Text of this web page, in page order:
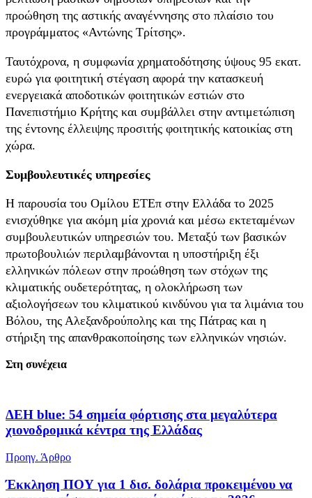
προώθηση της αστικής αναγέννησης στο πλαίσιο του
προγράμματος «Αντώνης Τρίτσης».
Ταυτόχρονα, η συμφωνία χρηματοδότησης ύψους 95 εκατ.
ευρώ για φοιτητική στέγαση αφορά την κατασκευή
ενεργειακά αποδοτικών φοιτητικών εστιών στο
Πανεπιστήμιο Κρήτης και συμβάλλει στην αντιμετώπιση
της έντονης έλλειψης προσιτής φοιτητικής κατοικίας στη
χώρα.
Συμβουλευτικές υπηρεσίες
Η παρουσία του Ομίλου ΕΤΕπ στην Ελλάδα το 2025
ενισχύθηκε για ακόμη μία χρονιά και μέσω εκτεταμένων
συμβουλευτικών υπηρεσιών του. Μεταξύ των βασικών
πρωτοβουλιών περιλαμβάνονται η υποστήριξη έξι
ελληνικών πόλεων στην προώθηση των στόχων της
κλιματικής ουδετερότητας, η ολοκλήρωση των
αξιολογήσεων του κλιματικού κινδύνου για τα λιμάνια του
Βόλου, της Αλεξανδρούπολης και της Πάτρας και η
στήριξη της απανθρακοποίησης των ελληνικών νησιών.
Στη συνέχεια
ΔΕΗ blue: 54 σημεία φόρτισης στα μεγαλύτερα
χιονοδρομικά κέντρα της Ελλάδας
Προηγ. Άρθρο
Έκκληση ΠΟΥ για 1 δισ. δολάρια προκειμένου να